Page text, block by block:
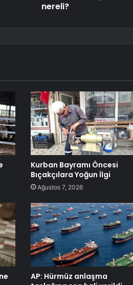
nereli?
Kurban Bayramı Öncesi
Bıçakçılara Yoğun İlgi
Ağustos 7, 2026
AP: Hürmüz anlaşma